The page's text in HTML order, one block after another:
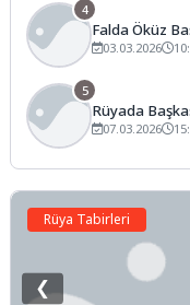
4
Falda Öküz
03.03.2026
5
Rüyada
Anlama Gelir?
07.03.2026
Rüya Tabirleri
❮